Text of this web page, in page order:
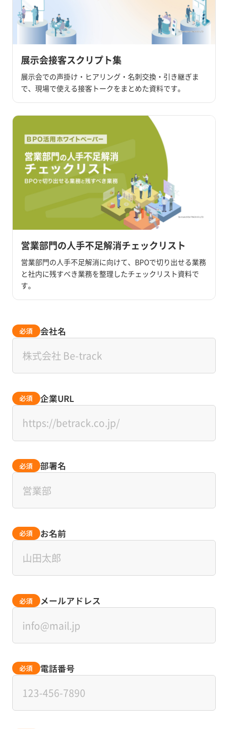
展示会接客スクリプト集
展示会での声掛け・ヒアリング・名刺交換・引き継ぎま
で、現場で使える接客トークをまとめた資料です。
営業部門の人手不足解消チェックリスト
営業部門の人手不足解消に向けて、BPOで切り出せる業務
と社内に残すべき業務を整理したチェックリスト資料で
す。
必須 会社名
必須 企業URL
必須 部署名
必須 お名前
必須 メールアドレス
必須 電話番号